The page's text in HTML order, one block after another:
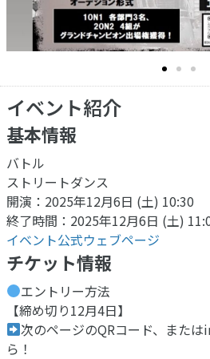
イベント紹介
基本情報
バトル
ストリートダンス
開演：2025年12月6日 (土) 10:30
終了時間：2025年12月6日 (土)
イベント公式ウェブページ
チケット情報
エントリー方法
【締め切り12月4日】
次のページのQRコード、また
ら！